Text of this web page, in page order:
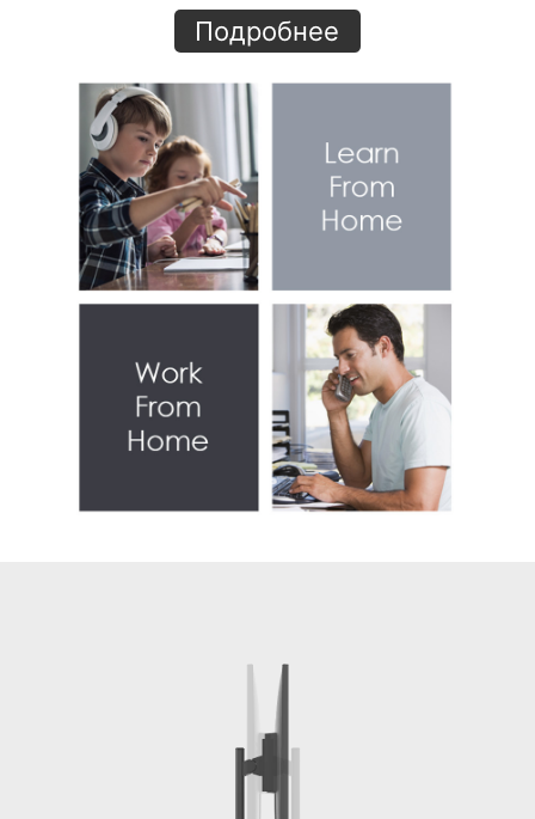
Подробнее